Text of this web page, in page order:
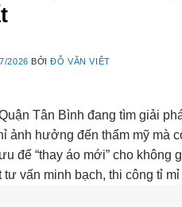
2026 BỞIĐỖ VĂN VIỆT
Tân Bình đang tìm giải
ảnh hưởng đến thẩm mỹ mà
để “thay áo mới” cho
tư vấn minh bạch, thi công tỉ